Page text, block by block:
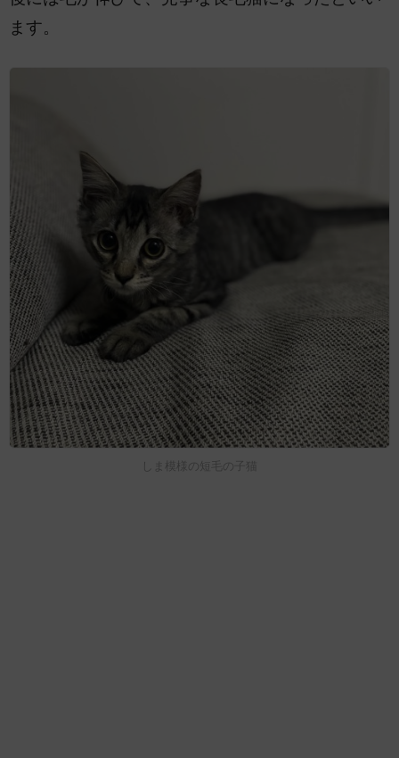
ます。
しま模様の短毛の子猫